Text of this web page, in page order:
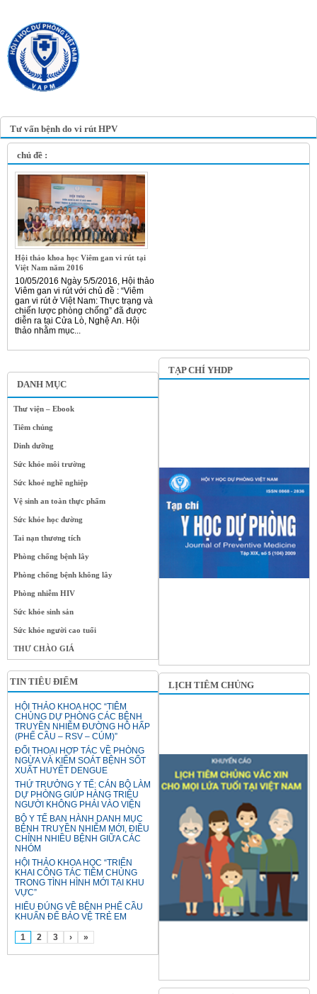
Tư vấn bệnh do vi rút HPV
DANH MỤC
Thư viện – Ebook
Tiêm chủng
Dinh dưỡng
Sức khỏe môi trường
Sức khoẻ nghề nghiệp
Vệ sinh an toàn thực phẩm
Sức khỏe học đường
Tai nạn thương tích
Phòng chống bệnh lây
Phòng chống bệnh không lây
Phòng nhiễm HIV
Sức khỏe sinh sản
Sức khỏe người cao tuổi
THƯ CHÀO GIÁ
TIN TIÊU ĐIỂM
HỘI THẢO KHOA HỌC “TIÊM
CHỦNG DỰ PHÒNG CÁC BỆNH
TRUYỀN NHIỄM ĐƯỜNG HÔ HẤP
(PHẾ CẦU – RSV – CÚM)”
ĐỐI THOẠI HỢP TÁC VỀ PHÒNG
NGỪA VÀ KIỂM SOÁT BỆNH SỐT
XUẤT HUYẾT DENGUE
THỨ TRƯỞNG Y TẾ: CÁN BỘ LÀM
DỰ PHÒNG GIÚP HÀNG TRIỆU
NGƯỜI KHÔNG PHẢI VÀO VIỆN
BỘ Y TẾ BAN HÀNH DANH MỤC
BỆNH TRUYỀN NHIỄM MỚI, ĐIỀU
CHỈNH NHIỀU BỆNH GIỮA CÁC
NHÓM
HỘI THẢO KHOA HỌC “TRIỂN
KHAI CÔNG TÁC TIÊM CHỦNG
TRONG TÌNH HÌNH MỚI TẠI KHU
VỰC”
HIỂU ĐÚNG VỀ BỆNH PHẾ CẦU
KHUẨN ĐỂ BẢO VỆ TRẺ EM
1 2 3 › »
chủ đề :
Hội thảo khoa học Viêm gan vi rút tại
Việt Nam năm 2016
10/05/2016 Ngày 5/5/2016, Hội thảo
Viêm gan vi rút với chủ đề : “Viêm
gan vi rút ở Việt Nam: Thực trạng và
chiến lược phòng chống” đã được
diễn ra tại Cửa Lò, Nghệ An. Hội
thảo nhằm mục...
TẠP CHÍ YHDP
LỊCH TIÊM CHỦNG